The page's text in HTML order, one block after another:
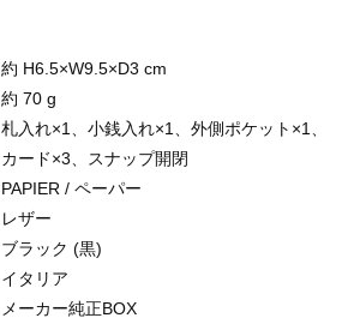
約 H6.5×W9.5×D3 cm
約 70 g
札入れ×1、小銭入れ×1、外側ポケット×1、
カード×3、スナップ開閉
PAPIER / ペーパー
レザー
ブラック (黒)
イタリア
メーカー純正BOX